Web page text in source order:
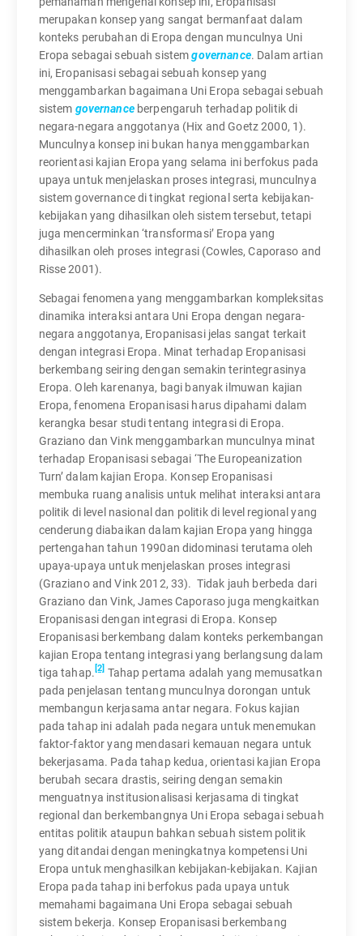
merupakan konsep yang sangat bermanfaat dalam
konteks perubahan di Eropa dengan munculnya Uni
Eropa sebagai sebuah sistemgovernance. Dalam artian
ini, Eropanisasi sebagai sebuah konsep yang
menggambarkan bagaimana Uni Eropa sebagai sebuah
sistem governanceberpengaruh terhadap politik di
negara-negara anggotanya (Hix and Goetz 2000, 1).
Munculnya konsep ini bukan hanya menggambarkan
reorientasi kajian Eropa yang selama ini berfokus pada
upaya untuk menjelaskan proses integrasi, munculnya
sistem governance di tingkat regional serta kebijakan-
kebijakan yang dihasilkan oleh sistem tersebut, tetapi
juga mencerminkan ‘transformasi’ Eropa yang
dihasilkan oleh proses integrasi (Cowles, Caporaso and
Risse 2001).
Sebagai fenomena yang menggambarkan kompleksitas
dinamika interaksi antara Uni Eropa dengan negara-
negara anggotanya, Eropanisasi jelas sangat terkait
dengan integrasi Eropa. Minat terhadap Eropanisasi
berkembang seiring dengan semakin terintegrasinya
Eropa. Oleh karenanya, bagi banyak ilmuwan kajian
Eropa, fenomena Eropanisasi harus dipahami dalam
kerangka besar studi tentang integrasi di Eropa.
Graziano dan Vink menggambarkan munculnya minat
terhadap Eropanisasi sebagai ‘The Europeanization
Turn’ dalam kajian Eropa. Konsep Eropanisasi
membuka ruang analisis untuk melihat interaksi antara
politik di level nasional dan politik di level regional yang
cenderung diabaikan dalam kajian Eropa yang hingga
pertengahan tahun 1990an didominasi terutama oleh
upaya-upaya untuk menjelaskan proses integrasi
(Graziano and Vink 2012, 33). Tidak jauh berbeda dari
Graziano dan Vink, James Caporaso juga mengkaitkan
Eropanisasi dengan integrasi di Eropa. Konsep
Eropanisasi berkembang dalam konteks perkembangan
kajian Eropa tentang integrasi yang berlangsung dalam
tiga tahap.[2] Tahap pertama adalah yang memusatkan
pada penjelasan tentang munculnya dorongan untuk
membangun kerjasama antar negara. Fokus kajian
pada tahap ini adalah pada negara untuk menemukan
faktor-faktor yang mendasari kemauan negara untuk
bekerjasama. Pada tahap kedua, orientasi kajian Eropa
berubah secara drastis, seiring dengan semakin
menguatnya institusionalisasi kerjasama di tingkat
regional dan berkembangnya Uni Eropa sebagai sebuah
entitas politik ataupun bahkan sebuah sistem politik
yang ditandai dengan meningkatnya kompetensi Uni
Eropa untuk menghasilkan kebijakan-kebijakan. Kajian
Eropa pada tahap ini berfokus pada upaya untuk
memahami bagaimana Uni Eropa sebagai sebuah
sistem bekerja. Konsep Eropanisasi berkembang